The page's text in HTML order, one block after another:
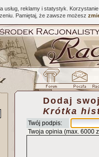
usług, reklamy i statystyk.
Pamiętaj, że zawsze możesz
Dodaj
Krótka
Twój podpis:
Twoja opinia (max. 6000